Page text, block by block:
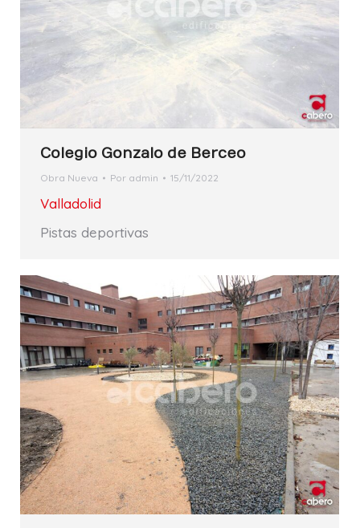
Colegio Gonzalo de Berceo
Obra Nueva Por admin 15/11/2022
Valladolid
Pistas deportivas